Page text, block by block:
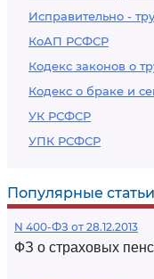
Исправительно -
КоАП РСФСР
Кодекс законов о
Кодекс о браке и
УК РСФСР
УПК РСФСР
Популярные
N 400-ФЗ от 28.12.2013
ФЗ о страховых